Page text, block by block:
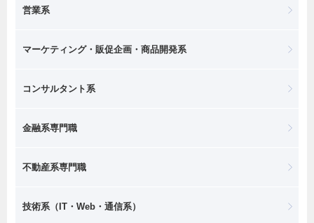
営業系
マーケティング・販促企画・商品開発系
コンサルタント系
金融系専門職
不動産系専門職
技術系（IT・Web・通信系）